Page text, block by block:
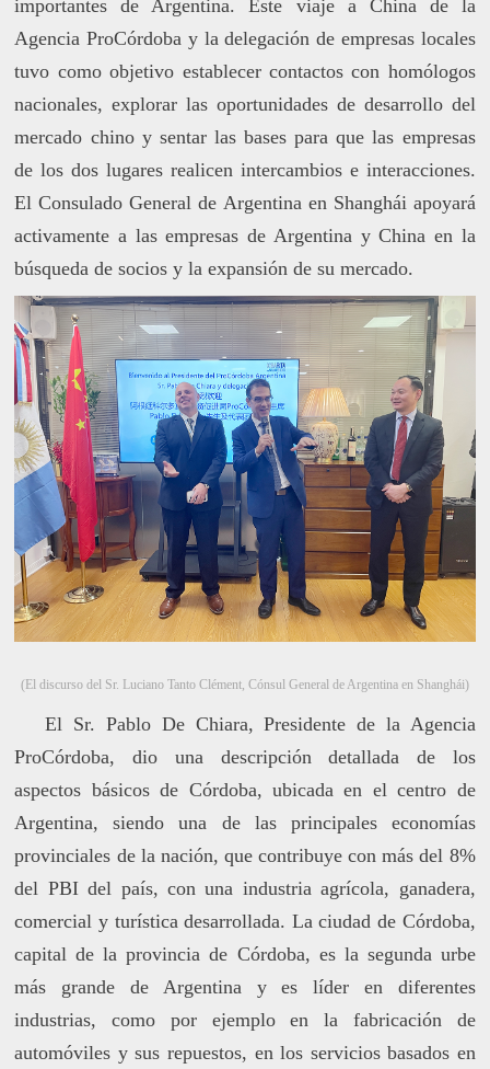
importantes de Argentina. Este viaje a China de la
Agencia ProCórdoba y la delegación de empresas locales
tuvo como objetivo establecer contactos con homólogos
nacionales, explorar las oportunidades de desarrollo del
mercado chino y sentar las bases para que las empresas
de los dos lugares realicen intercambios e interacciones.
El Consulado General de Argentina en Shanghái apoyará
activamente a las empresas de Argentina y China en la
búsqueda de socios y la expansión de su mercado.
(El discurso del Sr. Luciano Tanto Clément, Cónsul General de Argentina en Shanghái)
El Sr. Pablo De Chiara, Presidente de la Agencia
ProCórdoba, dio una descripción detallada de los
aspectos básicos de Córdoba, ubicada en el centro de
Argentina, siendo una de las principales economías
provinciales de la nación, que contribuye con más del 8%
del PBI del país, con una industria agrícola, ganadera,
comercial y turística desarrollada. La ciudad de Córdoba,
capital de la provincia de Córdoba, es la segunda urbe
más grande de Argentina y es líder en diferentes
industrias, como por ejemplo en la fabricación de
automóviles y sus repuestos, en los servicios basados en